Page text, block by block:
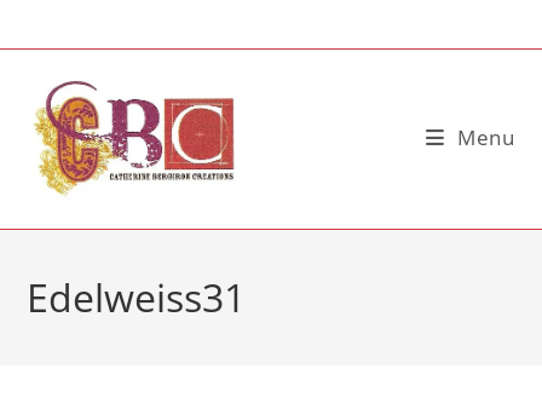
to
Menu
Edelweiss31